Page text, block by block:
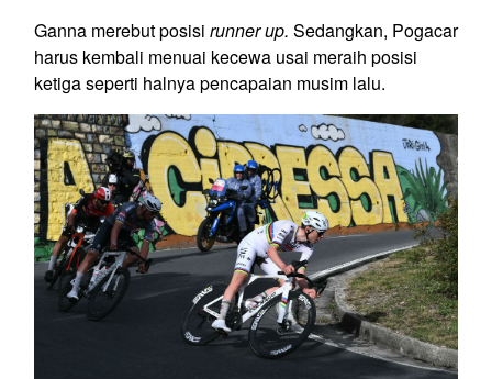
Ganna merebut posisi runner up. Sedangkan, Pogacar
harus kembali menuai kecewa usai meraih posisi
ketiga seperti halnya pencapaian musim lalu.